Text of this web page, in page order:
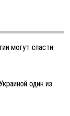
могут спасти
один из